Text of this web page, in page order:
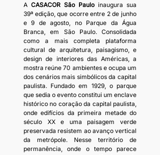
A CASACOR São Paulo inaugura sua
39ª edição, que ocorre entre 2 de junho
e 9 de agosto, no Parque da Água
Branca, em São Paulo. Consolidada
como a mais completa plataforma
cultural de arquitetura, paisagismo, e
design de interiores das Américas, a
mostra reúne 70 ambientes e ocupa um
dos cenários mais simbólicos da capital
paulista. Fundado em 1929, o parque
que sedia o evento constitui um enclave
histórico no coração da capital paulista,
onde edifícios da primeira metade do
século XX e uma paisagem verde
preservada resistem ao avanço vertical
da metrópole. Nesse território de
permanência, onde o tempo parece